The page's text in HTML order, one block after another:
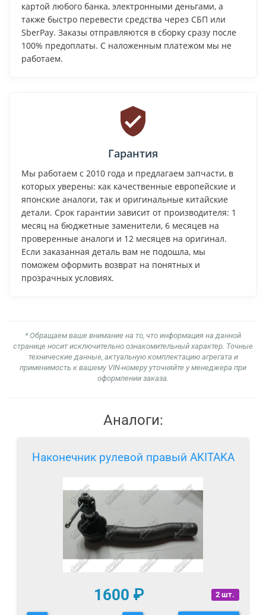
картой любого банка, электронными деньгами, а
также быстро перевести средства через СБП или
SberPay. Заказы отправляются в сборку сразу после
100% предоплаты. С наложенным платежом мы не
работаем.
Гарантия
Мы работаем с 2010 года и предлагаем запчасти, в
которых уверены: как качественные европейские и
японские аналоги, так и оригинальные китайские
детали. Срок гарантии зависит от производителя: 1
месяц на бюджетные заменители, 6 месяцев на
проверенные аналоги и 12 месяцев на оригинал.
Если заказанная деталь вам не подошла, мы
поможем оформить возврат на понятных и
прозрачных условиях.
* Обращаем ваше внимание на то, что информация на данной
странице носит исключительно ознакомительный характер. Точные
технические данные, актуальную комплектацию агрегата и
применимость к вашему VIN-номеру уточняйте у менеджера при
оформлении заказа.
Аналоги:
Наконечник рулевой правый AKITAKA
2 шт.
1600 ₽